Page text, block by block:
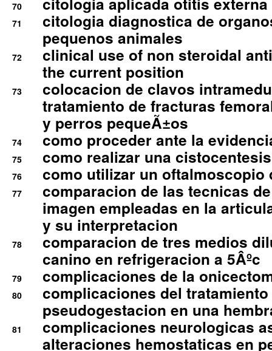
70
71
citologia diagnostica de
pequenos animales
72
clinical use of non steroidal
the current position
73
colocacion de clavos
tratamiento de fracturas
y perros pequeÃ±os
74 como proceder ante la
75 como realizar una
76 como utilizar un oftalmoscopio
77
comparacion de las tecnicas
imagen empleadas en la
y su interpretacion
78
comparacion de tres medios
canino en refrigeracion a 5Âºc
79 complicaciones de la
80
complicaciones del
pseudogestacion en una
81
complicaciones neurologicas
alteraciones hemostaticas en